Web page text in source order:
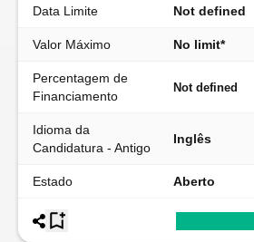
Data Limite Not defined
Valor Máximo No limit*
Percentagem de
Financiamento
Not defined
Idioma da
Candidatura - Antigo
Inglês
Estado Aberto